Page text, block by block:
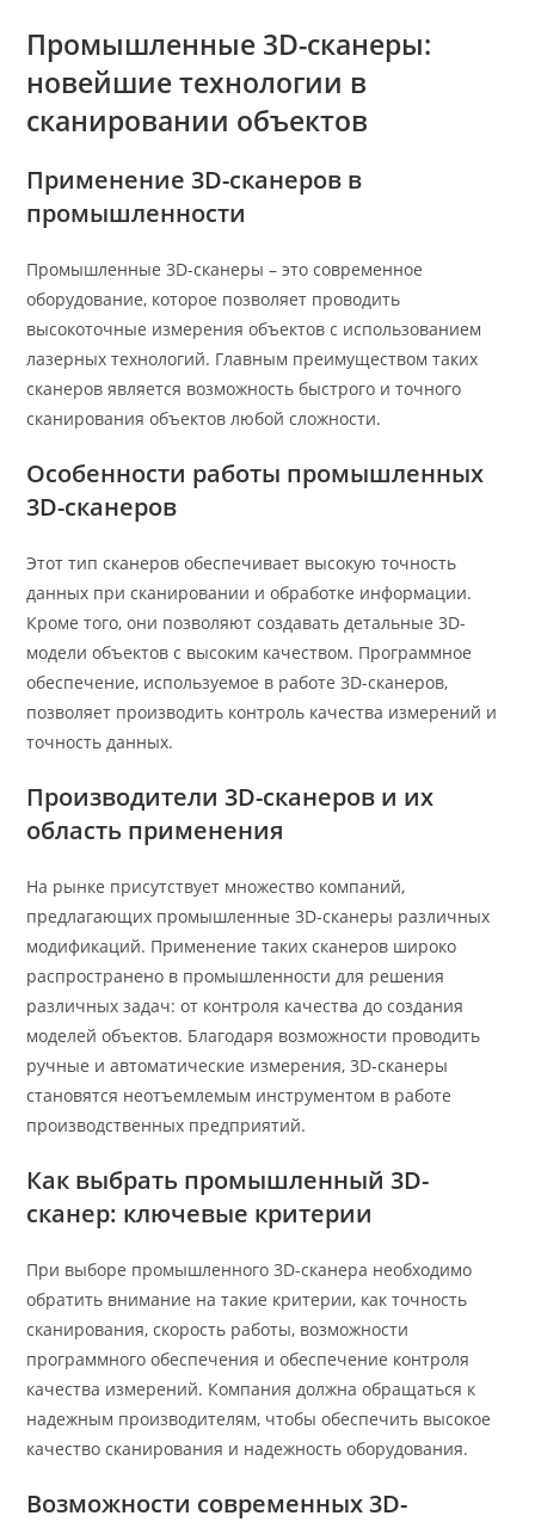
Промышленные 3D-сканеры:
новейшие технологии в
сканировании объектов
Применение 3D-сканеров в
промышленности
Промышленные 3D-сканеры – это современное
оборудование, которое позволяет проводить
высокоточные измерения объектов с использованием
лазерных технологий. Главным преимуществом таких
сканеров является возможность быстрого и точного
сканирования объектов любой сложности.
Особенности работы промышленных
3D-сканеров
Этот тип сканеров обеспечивает высокую точность
данных при сканировании и обработке информации.
Кроме того, они позволяют создавать детальные 3D-
модели объектов с высоким качеством. Программное
обеспечение, используемое в работе 3D-сканеров,
позволяет производить контроль качества измерений и
точность данных.
Производители 3D-сканеров и их
область применения
На рынке присутствует множество компаний,
предлагающих промышленные 3D-сканеры различных
модификаций. Применение таких сканеров широко
распространено в промышленности для решения
различных задач: от контроля качества до создания
моделей объектов. Благодаря возможности проводить
ручные и автоматические измерения, 3D-сканеры
становятся неотъемлемым инструментом в работе
производственных предприятий.
Как выбрать промышленный 3D-
сканер: ключевые критерии
При выборе промышленного 3D-сканера необходимо
обратить внимание на такие критерии, как точность
сканирования, скорость работы, возможности
программного обеспечения и обеспечение контроля
качества измерений. Компания должна обращаться к
надежным производителям, чтобы обеспечить высокое
качество сканирования и надежность оборудования.
Возможности современных 3D-